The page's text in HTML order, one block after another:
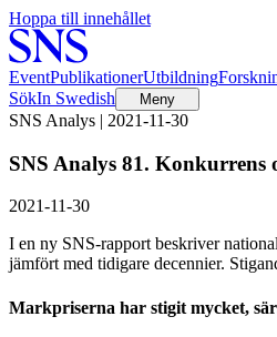
Hoppa till innehållet
EventPublikationerUtbildning
SökIn Swedish Meny
SNS Analys | 2021-11-30
SNS Analys 81. Konkurrens
2021-11-30
I en ny SNS-rapport beskriver
jämfört med tidigare decennier.
Markpriserna har stigit mycket,